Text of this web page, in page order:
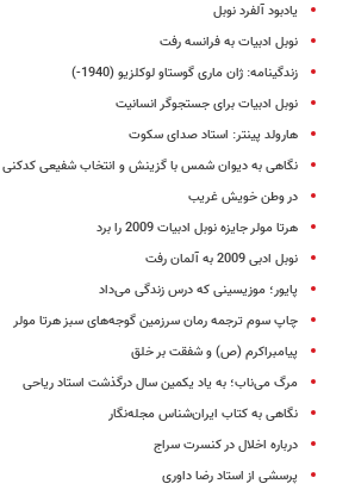
یادبود آلفرد نوبل
نوبل ادبیات به فرانسه رفت
زندگینامه: ژان ماری گوستاو لوکلزیو (1940-)
نوبل ادبیات برای جستجوگر انسانیت
هارولد پینتر: استاد صدای سکوت
نگاهی به دیوان شمس با گزینش و انتخاب شفیعی کدکنی
در وطن خویش غریب
هرتا مولر جایزه نوبل ادبیات 2009 را برد
نوبل ادبی 2009 به آلمان رفت
پایور؛ موزیسینی که درس زندگی می‌داد
چاپ سوم ترجمه رمان سرزمین گوجه‌‌های سبز هرتا مولر
پیامبراکرم (ص) و شفقت بر خلق
مرگ ‌می‌ناب؛ به یاد یکمین سال درگذشت استاد ریاحی
نگاهی به کتاب ایران‌شناس مجله‌نگار
درباره اخلال در کنسرت سراج
پرسشی از استاد رضا داوری